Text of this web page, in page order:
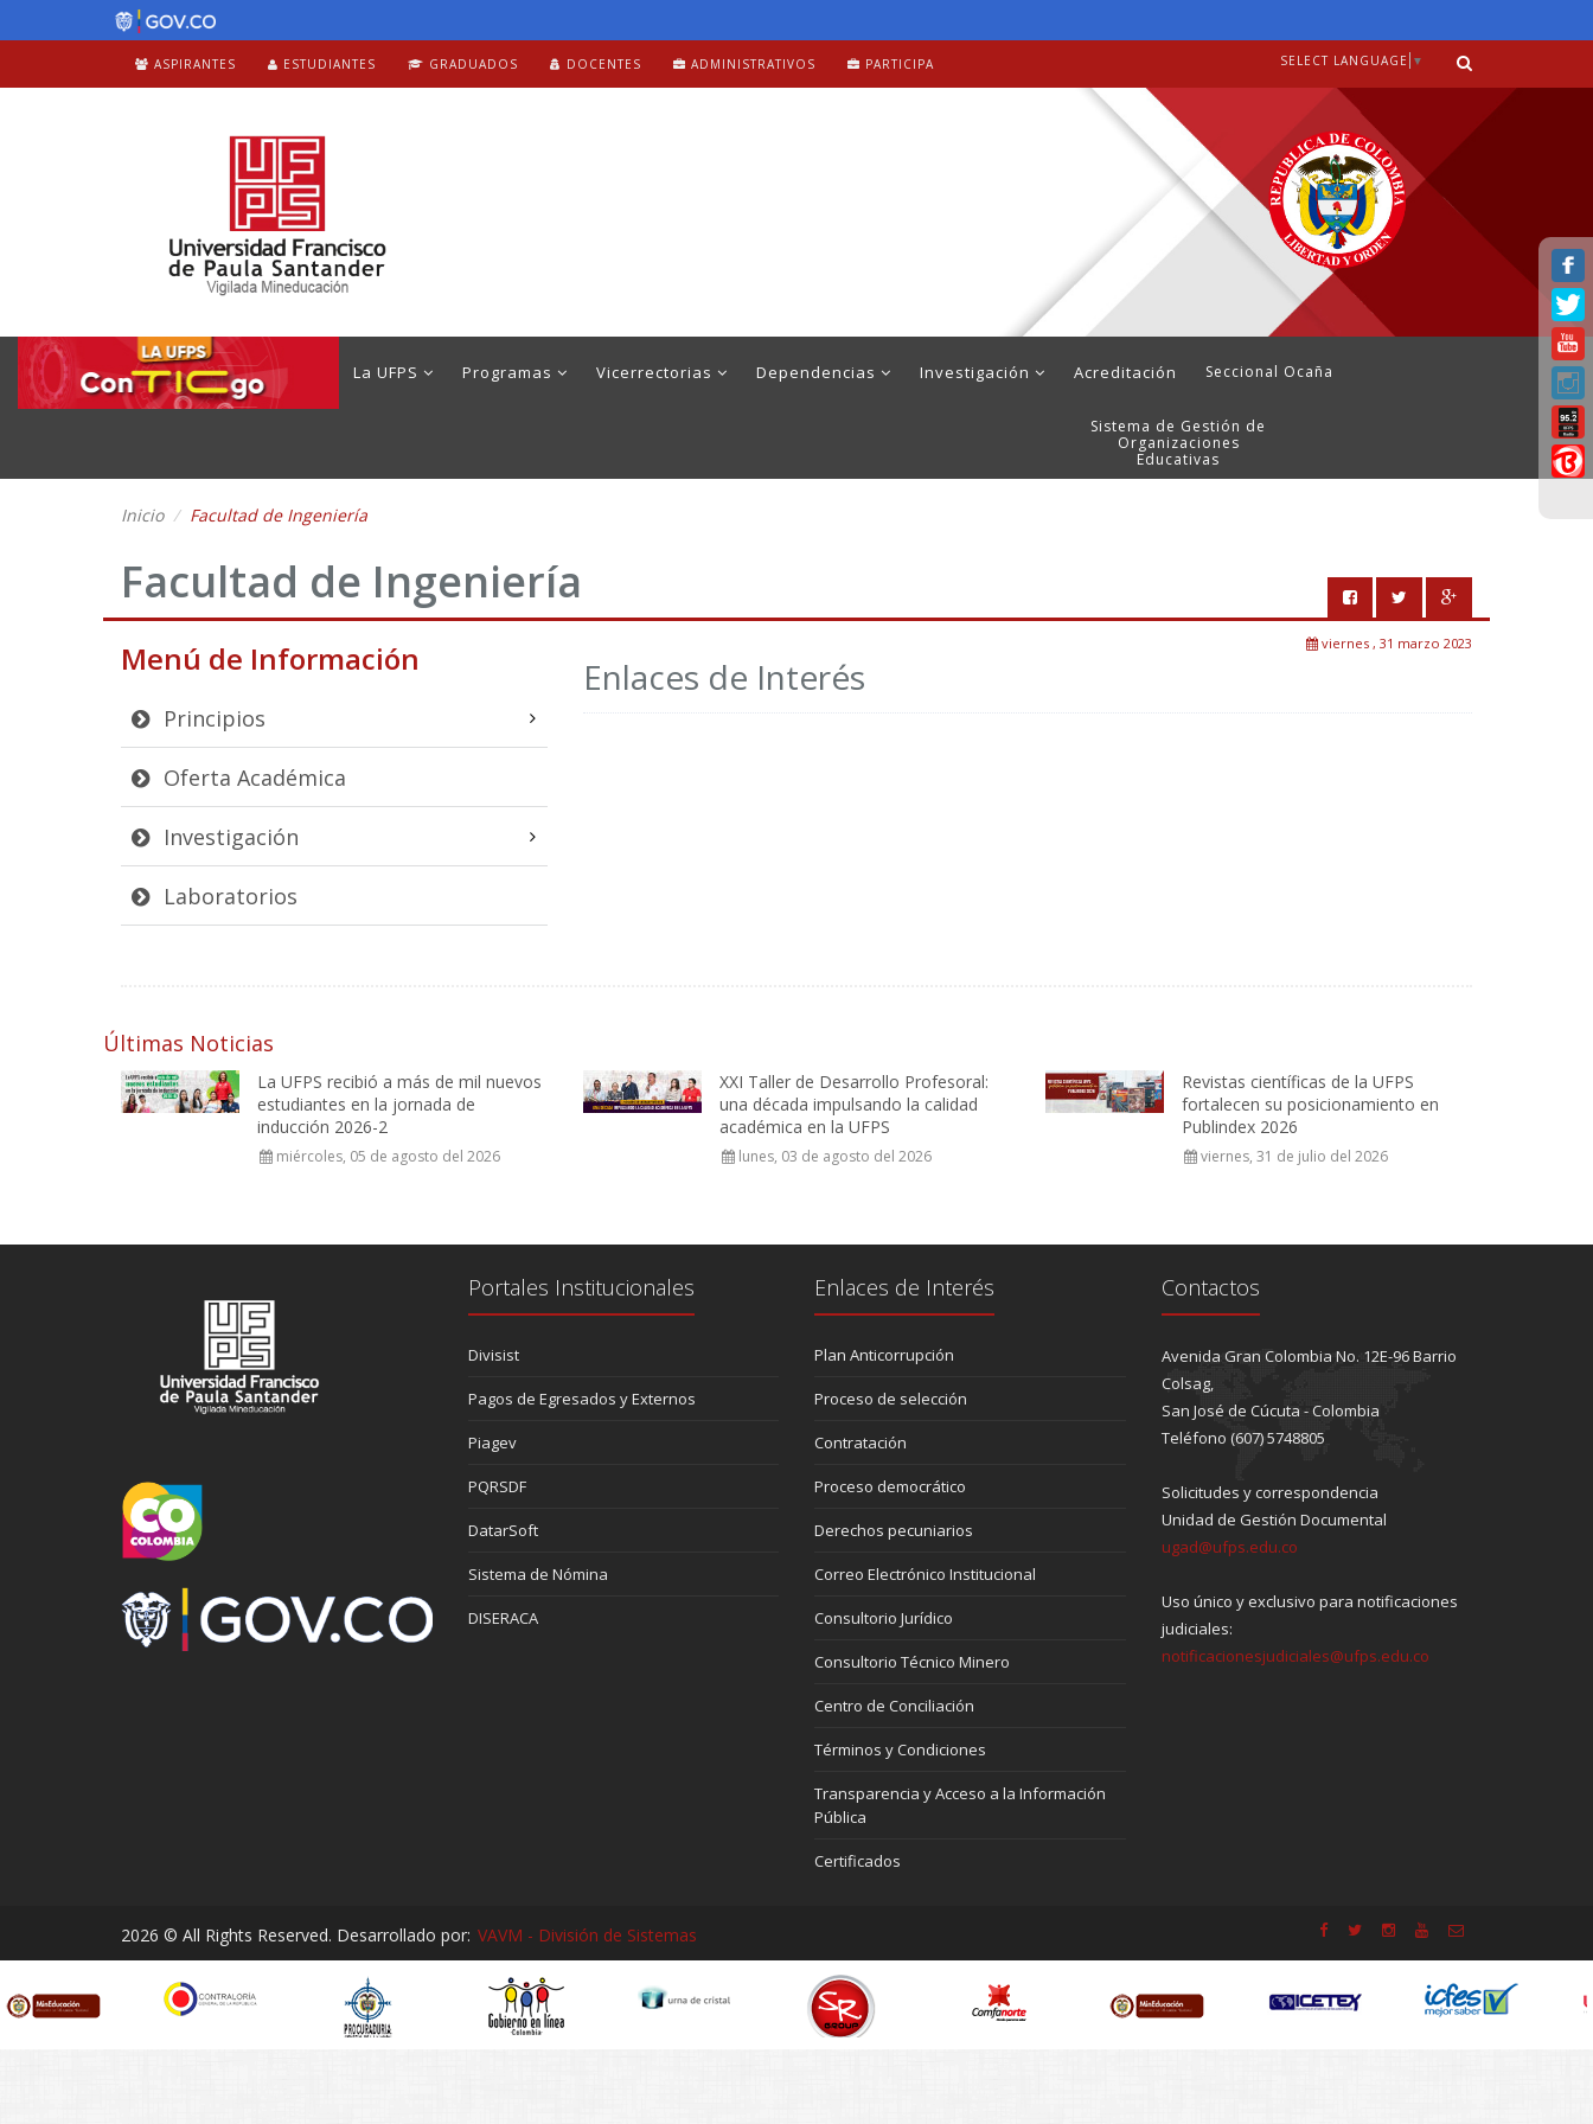
ASPIRANTES ESTUDIANTES GRADUADOS DOCENTES ADMINISTRATIVOS PARTICIPA SELECT LANGUAGE ▼
La UFPS Programas Vicerrectorias Dependencias Investigación Acreditación Seccional Ocaña
Sistema de Gestión de
Organizaciones
Educativas
Inicio Facultad de Ingeniería
Facultad de Ingeniería
Menú de Información
Principios
Oferta Académica
Investigación
Laboratorios
viernes , 31 marzo 2023
Enlaces de Interés
Últimas Noticias
La UFPS recibió a más de mil nuevos
estudiantes en la jornada de
inducción 2026-2
miércoles, 05 de agosto del 2026
XXI Taller de Desarrollo Profesoral:
una década impulsando la calidad
académica en la UFPS
lunes, 03 de agosto del 2026
Revistas científicas de la UFPS
fortalecen su posicionamiento en
Publindex 2026
viernes, 31 de julio del 2026
Portales Institucionales
Divisist
Pagos de Egresados y Externos
Piagev
PQRSDF
DatarSoft
Sistema de Nómina
DISERACA
Enlaces de Interés
Plan Anticorrupción
Proceso de selección
Contratación
Proceso democrático
Derechos pecuniarios
Correo Electrónico Institucional
Consultorio Jurídico
Consultorio Técnico Minero
Centro de Conciliación
Términos y Condiciones
Transparencia y Acceso a la Información
Pública
Certificados
Contactos
Avenida Gran Colombia No. 12E-96 Barrio
Colsag,
San José de Cúcuta - Colombia
Teléfono (607) 5748805
Solicitudes y correspondencia
Unidad de Gestión Documental
ugad@ufps.edu.co
Uso único y exclusivo para notificaciones
judiciales:
notificacionesjudiciales@ufps.edu.co
2026 © All Rights Reserved. Desarrollado por: VAVM - División de Sistemas